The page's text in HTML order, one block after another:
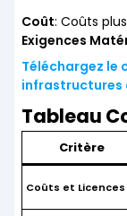
Coût: Coûts
Exigences
Téléchargez le
infrastructures
Tableau
Critère
Coûts et Licences